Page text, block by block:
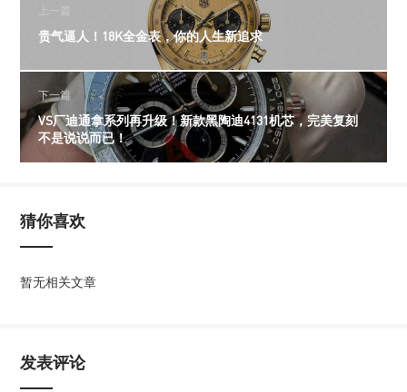
上一篇
贵气逼人！18K全金表，你的人生新追求
下一篇
VS厂迪通拿系列再升级！新款黑陶迪4131机芯，完美复刻
不是说说而已！
猜你喜欢
暂无相关文章
发表评论